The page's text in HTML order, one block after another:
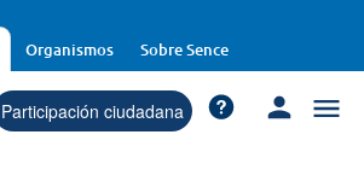
Organismos Sobre Sence
Participación ciudadana